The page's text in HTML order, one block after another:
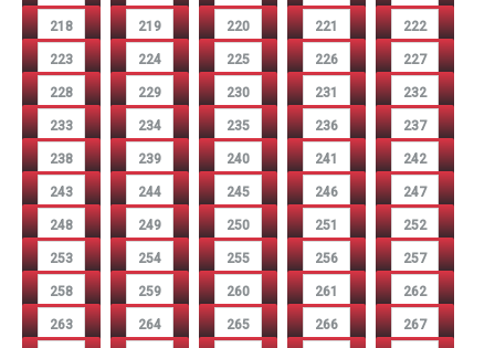
218 219 220 221 222
223 224 225 226 227
228 229 230 231 232
233 234 235 236 237
238 239 240 241 242
243 244 245 246 247
248 249 250 251 252
253 254 255 256 257
258 259 260 261 262
263 264 265 266 267